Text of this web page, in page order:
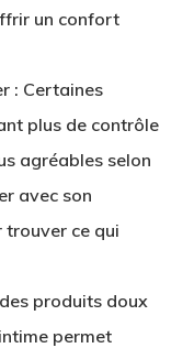
un confort
: Certaines
plus de contrôle
agréables selon
avec son
ce qui
produits doux
permet